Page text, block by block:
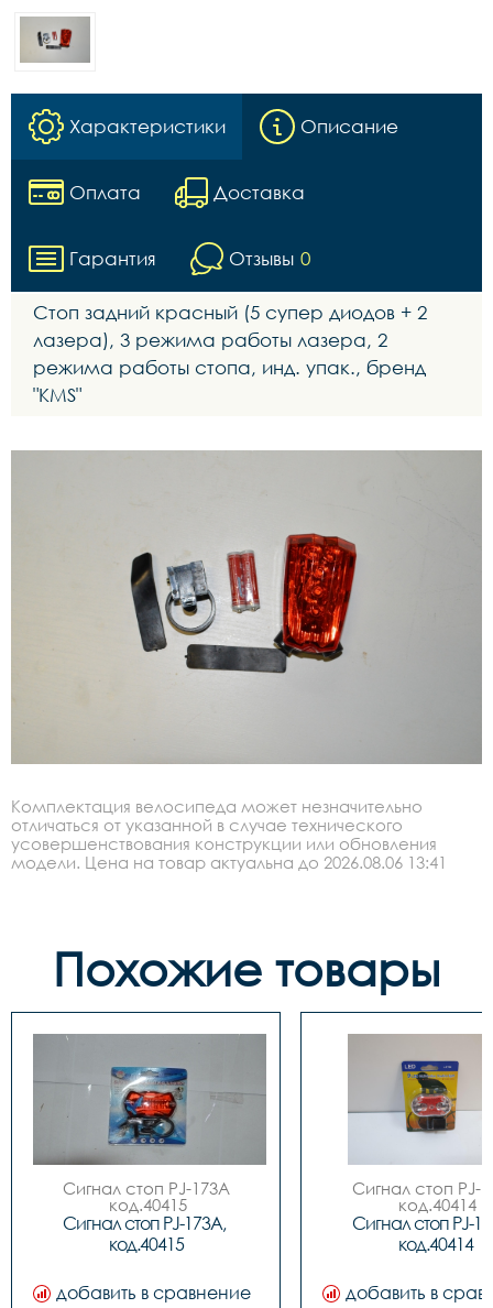
Характеристики Описание
Оплата Доставка
Гарантия Отзывы 0
Стоп задний красный (5 супер диодов + 2
лазера), 3 режима работы лазера, 2
режима работы стопа, инд. упак., бренд
"KMS"
Комплектация велосипеда может незначительно
отличаться от указанной в случае технического
усовершенствования конструкции или обновления
модели. Цена на товар актуальна до 2026.08.06 13:41
Похожие товары
Сигнал стоп PJ-173A
код.40415
Сигнал стоп PJ-173A,
код.40415
добавить в сравнение
Сигнал стоп PJ-
код.40414
Сигнал стоп PJ-
код.40414
добавить в